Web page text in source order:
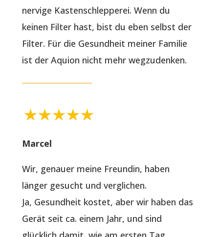
nervige Kastenschlepperei. Wenn du
keinen Filter hast, bist du eben selbst der
Filter. Für die Gesundheit meiner Familie
ist der Aquion nicht mehr wegzudenken.
Marcel
Wir, genauer meine Freundin, haben
länger gesucht und verglichen.
Ja, Gesundheit kostet, aber wir haben das
Gerät seit ca. einem Jahr, und sind